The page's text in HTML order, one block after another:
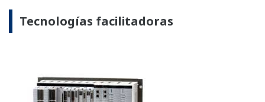
Tecnologías facilitadoras